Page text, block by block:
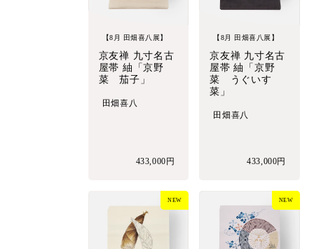
【8月 田畑喜八展】
京友禅 九寸名古
屋帯 紬「京野
菜 茄子」
田畑喜八
433,000円
【8月 田畑喜八展】
京友禅 九寸名古
屋帯 紬「京野
菜 うぐいす
菜」
田畑喜八
433,000円
NEW NEW